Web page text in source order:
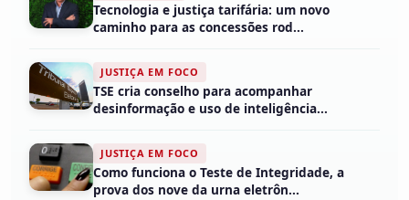
Tecnologia e justiça tarifária: um novo
caminho para as concessões rod...
JUSTIÇA EM FOCO
TSE cria conselho para acompanhar
desinformação e uso de inteligência...
JUSTIÇA EM FOCO
Como funciona o Teste de Integridade, a
prova dos nove da urna eletrôn...